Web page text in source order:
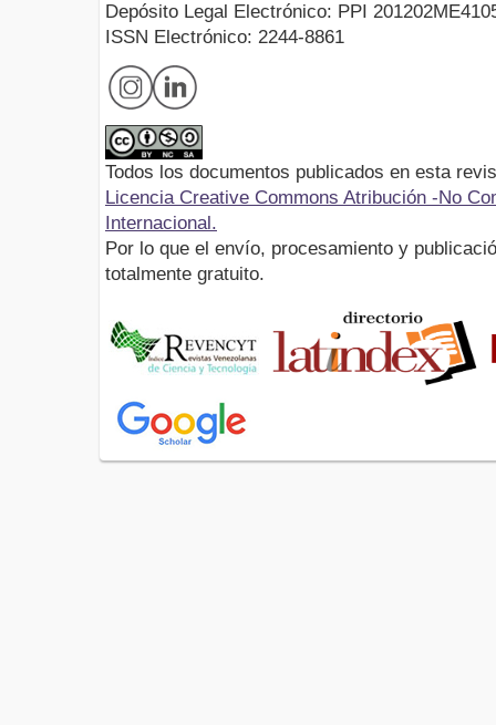
Depósito Legal Electrónico: PPI
ISSN Electrónico: 2244-8861
Todos los documentos publicados en esta
Licencia Creative Commons Atribución -No
Internacional.
Por lo que el envío, procesamiento y
totalmente gratuito.